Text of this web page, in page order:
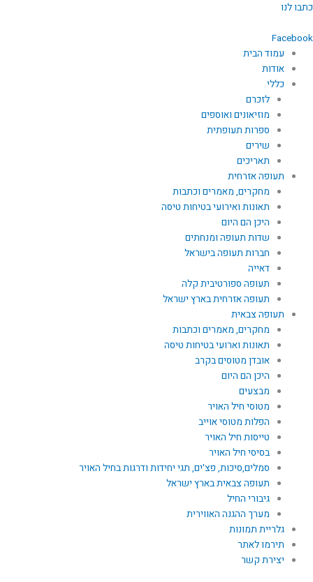
דילוג
כתבו לנו
Facebook
עמוד הבית
אודות
כללי
לזכרם
מוזיאונים ואוספים
ספרות תעופתית
שירים
תאריכים
תעופה אזרחית
מחקרים, מאמרים וכתבות
תאונות ואירועי בטיחות טיסה
היכן הם היום
שדות תעופה ומנחתים
חברות תעופה בישראל
דאייה
תעופה ספורטיבית קלה
תעופה אזרחית בארץ ישראל
תעופה צבאית
מחקרים, מאמרים וכתבות
תאונות וארועי בטיחות טיסה
אובדן מטוסים בקרב
היכן הם היום
מבצעים
מטוסי חיל האויר
הפלות מטוסי אוייב
טייסות חיל האויר
בסיסי חיל האויר
סמלים,סיכות, פצ'ים, תגי יחידות ודרגות בחיל האויר
תעופה צבאית בארץ ישראל
גיבורי החיל
מערך ההגנה האווירית
גלריית תמונות
תירמו לאתר
יצירת קשר